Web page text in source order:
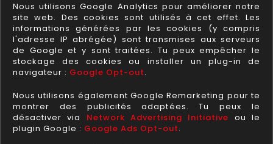
Nous utilisons Google Analytics pour améliorer notre
site web. Des cookies sont utilisés à cet effet. Les
informations générées par les cookies (y compris
l'adresse IP abrégée) sont transmises aux serveurs
de Google et y sont traitées. Tu peux empêcher le
stockage des cookies ou installer un plug-in de
navigateur : Google Opt-out.
Nous utilisons également Google Remarketing pour te
montrer des publicités adaptées. Tu peux le
désactiver via Network Advertising Initiative ou le
plugin Google : Google Ads Opt-out.